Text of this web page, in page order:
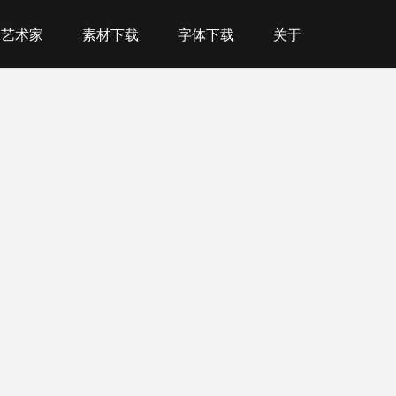
艺术家 素材下载 字体下载 关于